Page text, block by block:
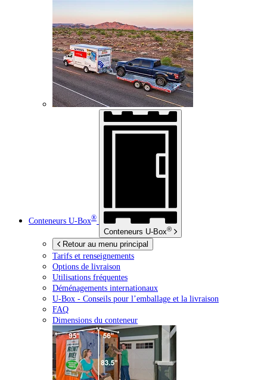
Conteneurs U-Box®
Conteneurs U-Box®
Retour au menu principal
Tarifs et renseignements
Options de livraison
Utilisations fréquentes
Déménagements internationaux
U-Box - Conseils pour l’emballage et la livraison
FAQ
Dimensions du conteneur